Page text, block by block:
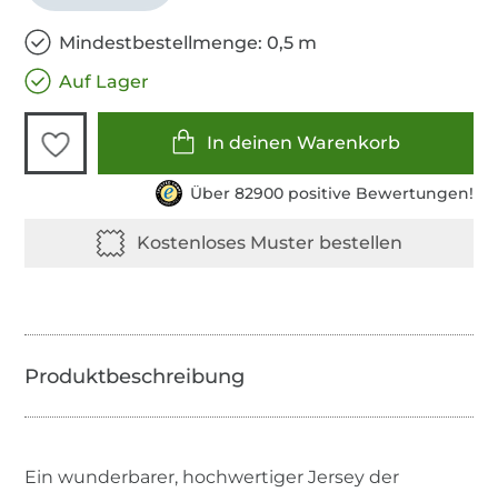
Mindestbestellmenge: 0,5 m
Auf Lager
In deinen Warenkorb
Über 82900 positive Bewertungen!
Ein wunderbarer, hochwertiger Jersey der